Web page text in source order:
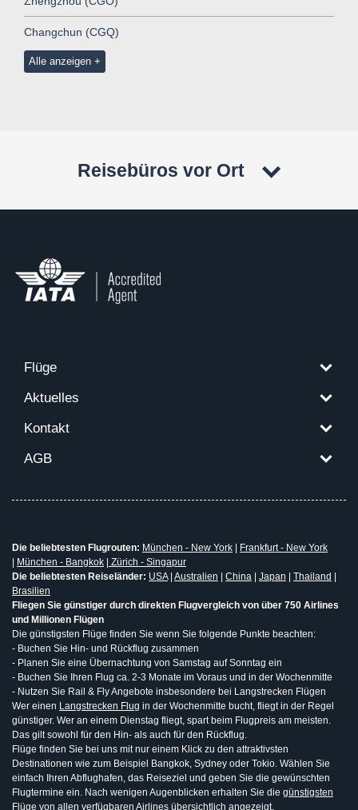
Changchun (CGQ)
Alle anzeigen
Reisebüros vor Ort
Flüge
Aktuelles
Kontakt
AGB
Die beliebtesten Flugrouten: München - New York
Frankfurt - New York
München - Bangkok
Zürich - Singapur
Die beliebtesten Reiseländer: USA| Australien China Japan Thailand
Brasilien
Fliegen Sie günstiger durch direkten Flugvergleich von über 750 Airlines
und Millionen Flügen
Die günstigsten Flüge finden Sie wenn Sie folgende Punkte beachten:
- Buchen Sie Hin- und Rückflug zusammen
- Planen Sie eine Übernachtung von Samstag auf Sonntag ein
- Buchen Sie Ihren Flug ca. 2-3 Monate im Voraus und in der Wochenmitte
- Nutzen Sie Rail & Fly Angebote insbesondere bei Langstrecken Flügen
Wer einen Langstrecken Flug in der Wochenmitte bucht, fliegt in der Regel
günstiger. Wer an einem Dienstag fliegt, spart beim Flugpreis am meisten.
Das gilt sowohl für den Hin- als auch für den Rückflug.
Flüge finden Sie bei uns mit nur einem Klick zu den attraktivsten
Destinationen wie zum Beispiel Bangkok, Sydney oder Tokio. Wählen Sie
einfach Ihren Abflughafen, das Reiseziel und geben Sie die gewünschten
Flugtermine ein. Nach wenigen Augenblicken erhalten Sie die günstigsten
Flüge von allen verfügbaren Airlines übersichtlich angezeigt.